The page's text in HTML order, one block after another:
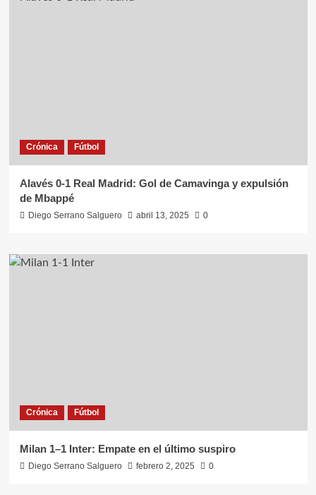
Crónica Fútbol
Alavés 0-1 Real Madrid: Gol de Camavinga y expulsión
de Mbappé
Diego Serrano Salguero abril 13, 2025 0
Crónica Fútbol
Milan 1–1 Inter: Empate en el último suspiro
Diego Serrano Salguero febrero 2, 2025 0